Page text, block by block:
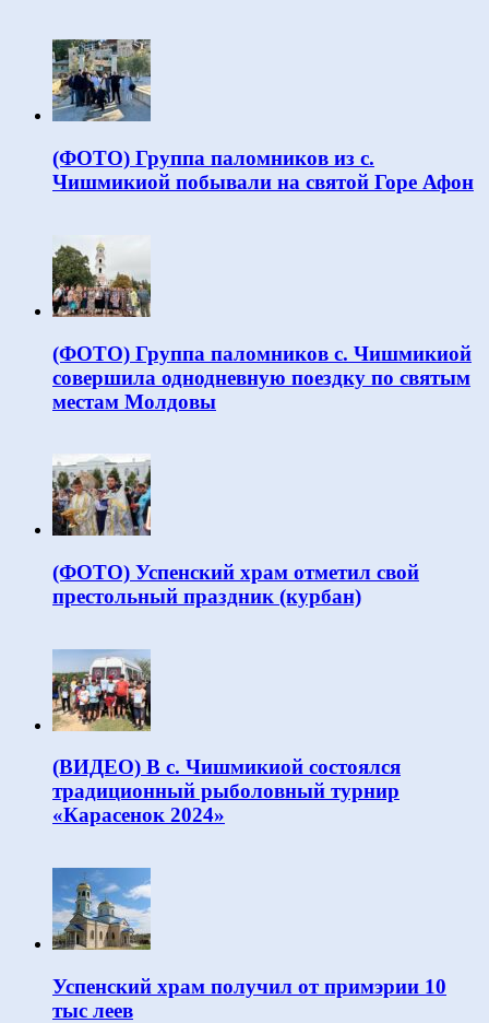
(ФОТО) Группа паломников из с.
Чишмикиой побывали на святой Горе Афон
(ФОТО) Группа паломников с. Чишмикиой
совершила однодневную поездку по святым
местам Молдовы
(ФОТО) Успенский храм отметил свой
престольный праздник (курбан)
(ВИДЕО) В с. Чишмикиой состоялся
традиционный рыболовный турнир
«Карасенок 2024»
Успенский храм получил от примэрии 10
тыс леев